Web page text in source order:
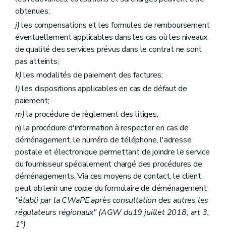
obtenues;
j)les compensations et les formules de remboursement
éventuellement applicables dans les cas où les niveaux
de qualité des services prévus dans le contrat ne sont
pas atteints;
k)les modalités de paiement des factures;
l)les dispositions applicables en cas de défaut de
paiement;
m)la procédure de règlement des litiges;
n) la procédure d'information à respecter en cas de
déménagement, le numéro de téléphone, l'adresse
postale et électronique permettant de joindre le service
du fournisseur spécialement chargé des procédures de
déménagements. Via ces moyens de contact, le client
peut obtenir une copie du formulaire de déménagement
"établi par la CWaPE après consultation des autres les
régulateurs régionaux" (AGW du19 juillet 2018, art 3,
1°)